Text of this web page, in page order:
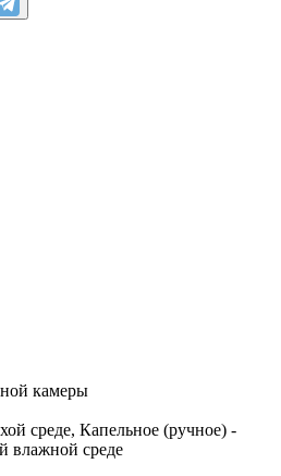
камеры
среде, Капельное (ручное) -
влажной среде